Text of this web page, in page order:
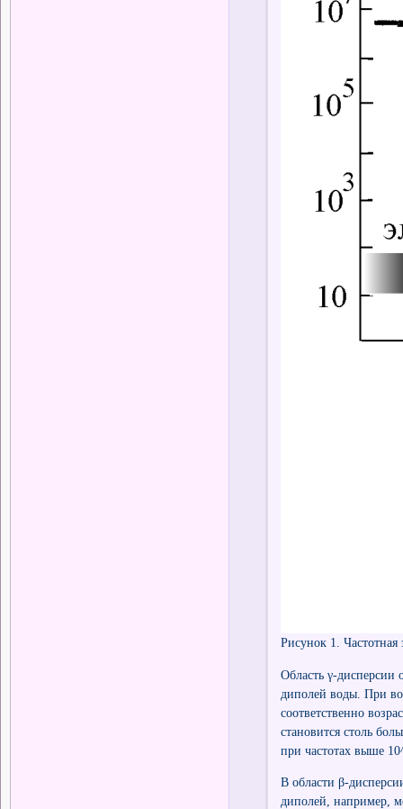
Рисунок 1. Частотная
Область γ-дисперсии
диполей воды. При
соответственно
становится столь
при частотах выше
В области β-
диполей, например,